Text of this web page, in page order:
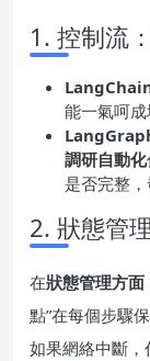
1. 控制流
能一氣呵成
調研自動化
是否完整
2. 狀態管
在狀態管理方面
點”在每個步驟
如果網絡中斷